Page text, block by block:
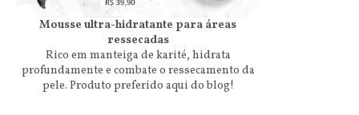
Mousse ultra-hidratante para áreas
ressecadas
Rico em manteiga de karité, hidrata
profundamente e combate o ressecamento da
pele. Produto preferido aqui do blog!